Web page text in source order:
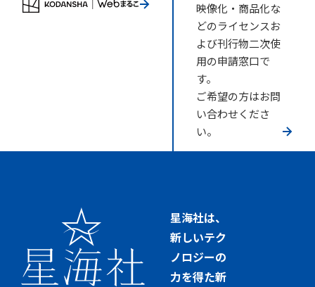
映像化・商品化な
どのライセンスお
よび刊行物二次使
用の申請窓口で
す。
ご希望の方はお問
い合わせくださ
い。
星海社は、
新しいテク
ノロジーの
力を得た新